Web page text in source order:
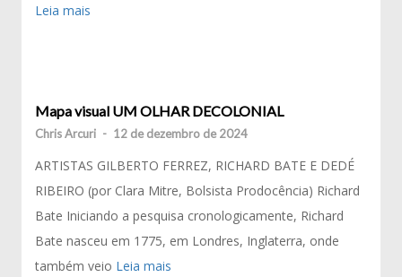
Leia mais
Mapa visual UM OLHAR DECOLONIAL
Chris Arcuri - 12 de dezembro de 2024
ARTISTAS GILBERTO FERREZ, RICHARD BATE E DEDÉ
RIBEIRO (por Clara Mitre, Bolsista Prodocência) Richard
Bate Iniciando a pesquisa cronologicamente, Richard
Bate nasceu em 1775, em Londres, Inglaterra, onde
também veio Leia mais